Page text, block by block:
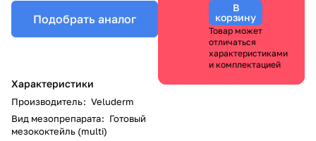
Подобрать аналог
Характеристики
Производитель: Veluderm
Вид мезопрепарата: Готовый
мезококтейль (multi)
В
корзину
Товар может
отличаться
характеристиками
и комплектацией